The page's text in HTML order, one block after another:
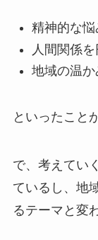
精神的な
人間関係
地域の温
といったこと
で、考えてい
ているし、地
るテーマと変